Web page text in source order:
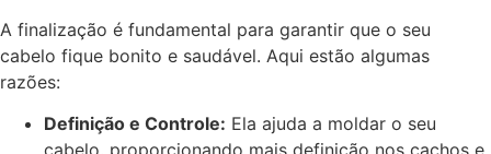
A finalização é fundamental para garantir que o seu
cabelo fique bonito e saudável. Aqui estão algumas
razões:
Definição e Controle: Ela ajuda a moldar o seu